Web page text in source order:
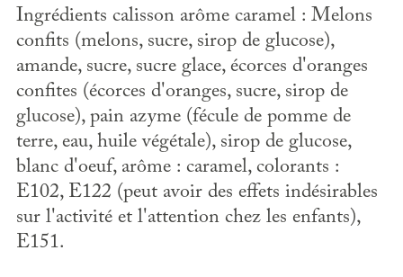
Ingrédients calisson arôme caramel : Melons
confits (melons, sucre, sirop de glucose),
amande, sucre, sucre glace, écorces d'oranges
confites (écorces d'oranges, sucre, sirop de
glucose), pain azyme (fécule de pomme de
terre, eau, huile végétale), sirop de glucose,
blanc d'oeuf, arôme : caramel, colorants :
E102, E122 (peut avoir des effets indésirables
sur l'activité et l'attention chez les enfants),
E151.